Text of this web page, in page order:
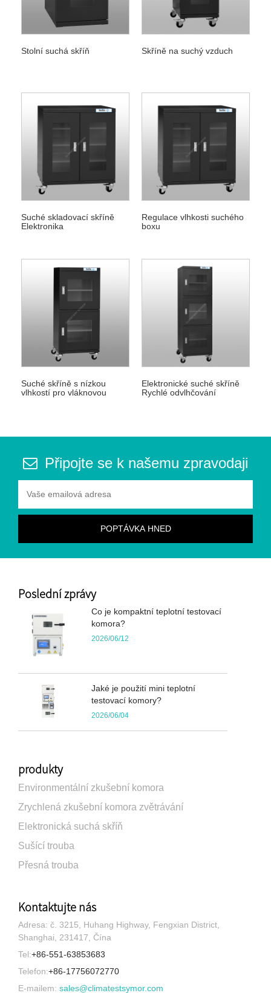
Stolní suchá skříň Skříně na suchý vzduch
Suché skladovací skříně
Elektronika
Regulace vlhkosti suchého
boxu
Suché skříně s nízkou
vlhkostí pro vláknovou
Elektronické suché skříně
Rychlé odvlhčování
Připojte se k našemu zpravodaji
Poslední zprávy
Co je kompaktní teplotní testovací
komora?
2026/06/12
Jaké je použití mini teplotní
testovací komory?
2026/06/04
produkty
Environmentální zkušební komora
Zrychlená zkušební komora zvětrávání
Elektronická suchá skříň
Sušící trouba
Přesná trouba
Kontaktujte nás
Adresa: č. 3215, Huhang Highway, Fengxian District,
Shanghai, 231417, Čína
Tel:+86-551-63853683
Telefon:+86-17756072770
E-mailem: sales@climatestsymor.com